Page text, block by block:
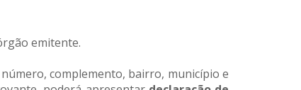
emitente.
complemento, bairro, município e